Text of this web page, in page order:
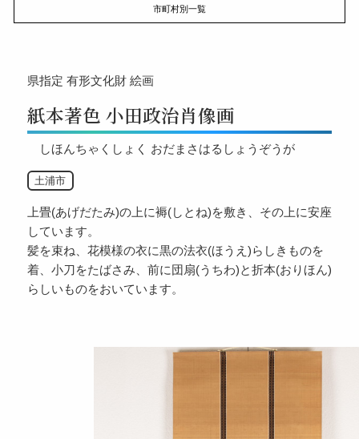
市町村別一覧
県指定 有形文化財 絵画
紙本著色 小田政治肖像画
しほんちゃくしょく おだまさはるしょうぞうが
土浦市
上畳(あげだたみ)の上に褥(しとね)を敷き、その上に安座
しています。
髪を束ね、花模様の衣に黒の法衣(ほうえ)らしきものを
着、小刀をたばさみ、前に団扇(うちわ)と折本(おりほん)
らしいものをおいています。